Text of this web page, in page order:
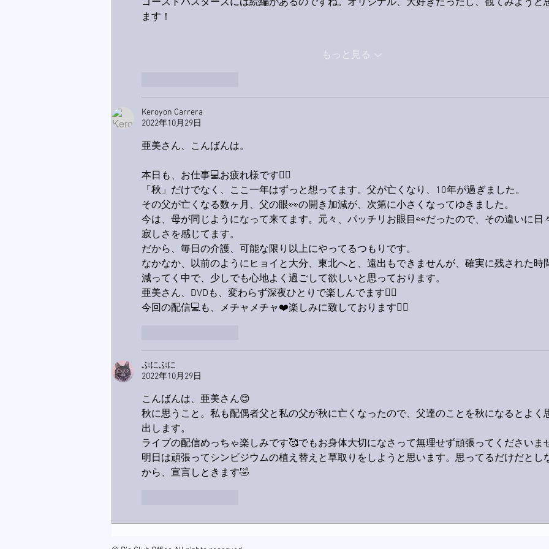
ゴーストバスターズには続編があるのですね。オリジナル、大好きだったし、観てみようと
ます！
もっと見る
Keroyon Carrera
2022年10月29日
亜美さん、こんばんは。
本日も、お仕事💻お疲れ様です🙋‍♂️
「秋」だけでなく、ここ一年はずっと想ってます。父が亡くなり、10年が過ぎました。
その父が亡くなる数ヶ月、父の眼👀の開き加減が、次第に小さくなってゆきました。
今は、母が同じようになって来てます。元々、パッチリお眼目👀だったので、その違いに日
寂しさを感じてます。
だから、毎日の介護、可能な限り以上にやってるつもりです。
なかなか、以前のようにヒョイと大分、東北へと、遠出もできませんが、確実に残された時
減ってく中で、少しでも心地よく過ごして欲しいと思っております。
亜美さん、DVDも、変わらず深夜ひとりで楽しんでます🙋‍♂️
今回の配信💻も、メチャメチャ❤️楽しみに致しております🙋‍♂️
ぷにぷに
2022年10月29日
こんばんは、亜美さん😊
秋に思うこと。私も配偶者父と私の父が秋に亡くなったので、父達のことを秋になるとよく
出します。
ライブの配信めっちゃ楽しみです🥰でもお身体大切になさって無理せず頑張ってくださいま
明日は頑張ってシンビジウムの植え替えと草取りをしようと思います。思ってるだけだとし
から、宣言しときます🤣